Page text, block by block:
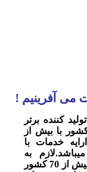
می آفرینیم !
کننده برتر
با بیش از
خدمات با
به
توضیح است محصولات ما به بیش از 70 کشور